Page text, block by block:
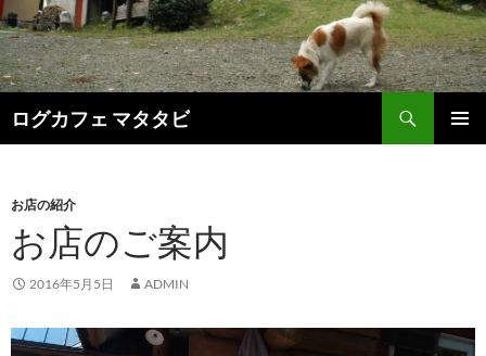
ログカフェ マタタビ
索
ン
ツ
へ
キ
プ
お店の紹介
お店のご案内
2016年5月5日 ADMIN